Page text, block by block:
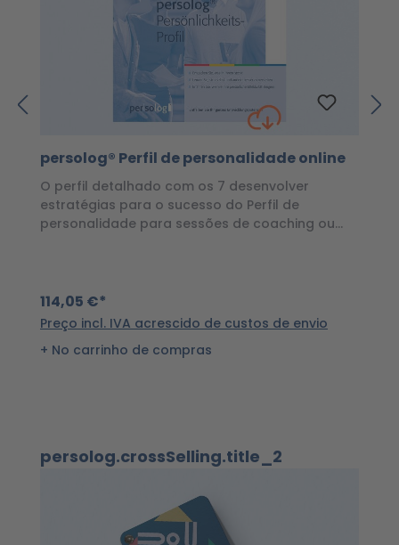
persolog® Perfil de personalidade online
O perfil detalhado com os 7 desenvolver
estratégias para o sucesso do Perfil de
personalidade para sessões de coaching ou
114,05 €*
Preço incl. IVA acrescido de custos de envio
No carrinho de compras
Ignorar a galeria de produtos
persolog.crossSelling.title_2